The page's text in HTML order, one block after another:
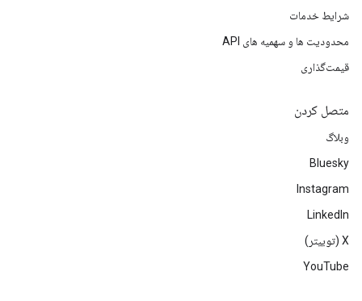
شرایط خدمات
محدودیت ها و سهمیه های API
قیمت‌گذاری
متصل کردن
وبلاگ
Bluesky
Instagram
LinkedIn
‫X (توییتر)
YouTube